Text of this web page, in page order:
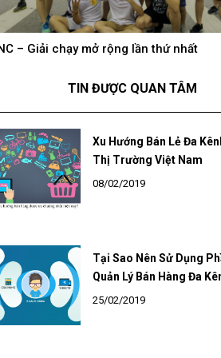
– Giải chạy mở rộng lần thứ nhất
khí cổ vũ U23 Việt Nam tại BNC
Xu Hướng Bán Lẻ Đa
Tại Sao Nên Sử Dụng